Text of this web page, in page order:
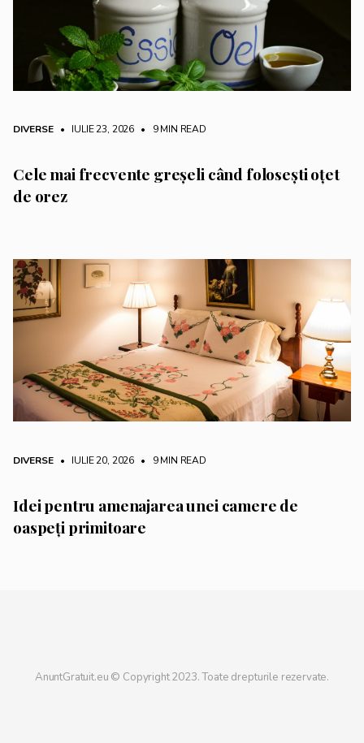
DIVERSE • IULIE 23, 2026 • 9 MIN READ
Cele mai frecvente greșeli când folosești oțet
de orez
DIVERSE • IULIE 20, 2026 • 9 MIN READ
Idei pentru amenajarea unei camere de
oaspeți primitoare
AnuntGratuit.eu © Copyright 2023. Toate drepturile rezervate.